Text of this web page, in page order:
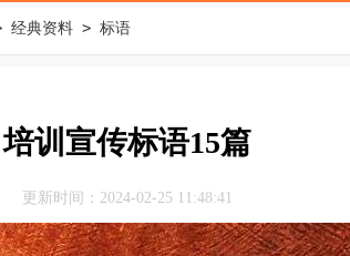
经典资料 > 标语
培训宣传标语15篇
更新时间：2024-02-25 11:48:41